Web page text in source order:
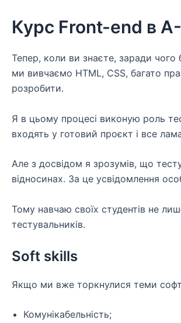
Курс Front-end в
Тепер, коли ви знаєте, заради
ми вивчаємо HTML, CSS, багато
розробити.
Я в цьому процесі виконую роль
входять у готовий проєкт і все
Але з досвідом я зрозумів, що
відносинах. За це усвідомлення
Тому навчаю своїх студентів не
тестувальників.
Soft skills
Якщо ми вже торкнулися теми софт-
Комунікабельність;